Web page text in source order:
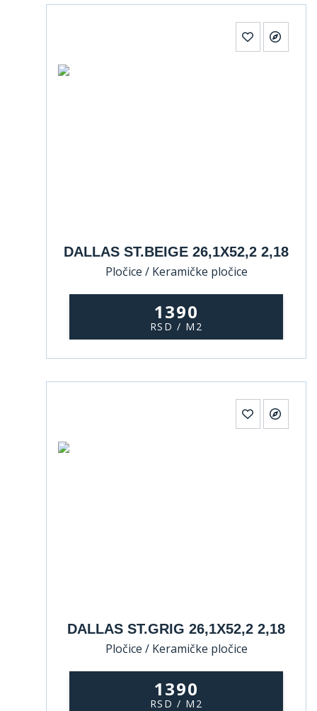
DALLAS ST.BEIGE 26,1X52,2 2,18
Pločice / Keramičke pločice
1390
RSD / M2
DALLAS ST.GRIG 26,1X52,2 2,18
Pločice / Keramičke pločice
1390
RSD / M2